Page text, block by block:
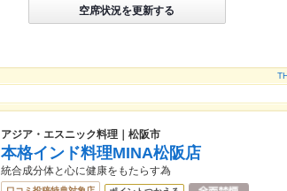
空席状況を更新する
アジア・エスニック料理｜松阪市
本格インド料理MINA松阪店
統合成分体と心に健康をもたらす為